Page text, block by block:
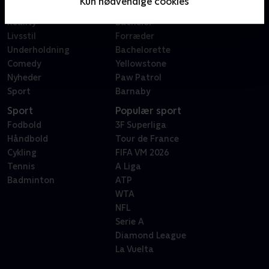
Reality
Livsstil
Underholdning
Comedy
Nyheder
Sport
X Factor
Bachelor
Forræder
Bachelorette
Yellowstone
Paw Patrol
Barnaby
Sport
Fodbold
Håndbold
Cykling
Tennis
Badminton
Populær sport
3F Superliga
Tour de France
FIFA VM 2026
A Liga
ATP
WTA
NFL
Serie A
Diamond League
La Vuelta